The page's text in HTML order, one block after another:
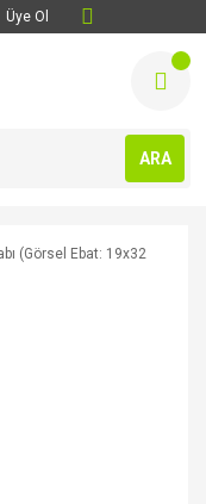
Üye Ol
ARA